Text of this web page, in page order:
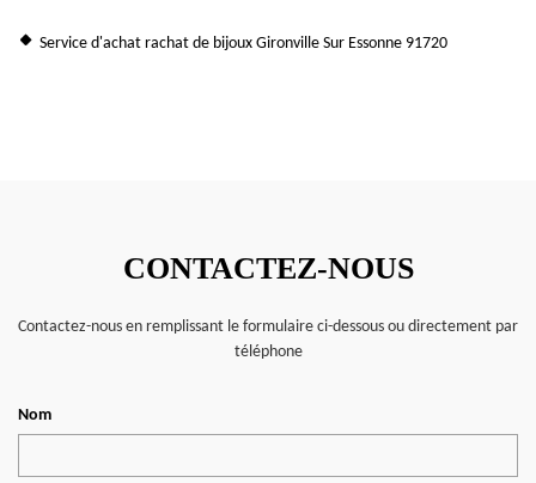
Service d'achat rachat de bijoux Gironville Sur Essonne 91720
CONTACTEZ-NOUS
Contactez-nous en remplissant le formulaire ci-dessous ou directement par
téléphone
Nom